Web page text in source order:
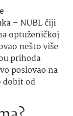
– NUBL čiji
optuženičkoj
nešto više
prihoda
poslovao na
dobit od